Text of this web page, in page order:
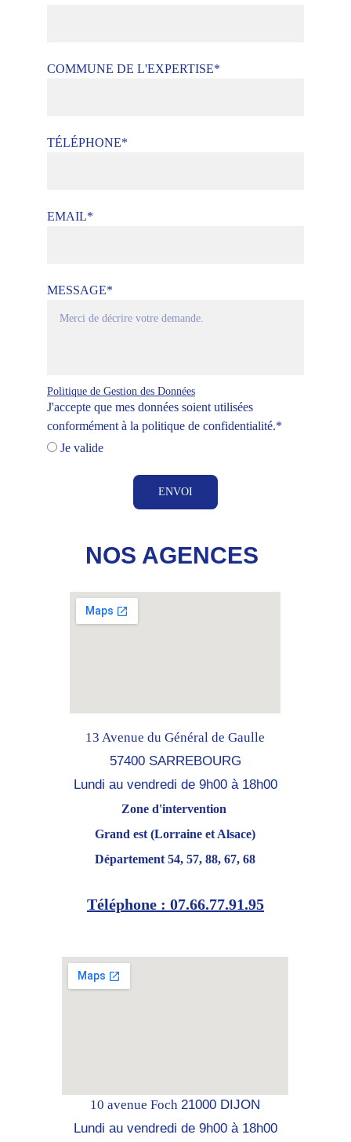
COMMUNE DE L'EXPERTISE*
TÉLÉPHONE*
EMAIL*
MESSAGE*
J'accepte que mes données soient utilisées
conformément à la politique de confidentialité.*
Je valide
ENVOI
Politique de Gestion des Données
NOS AGENCES
10 avenue Foch 21000 DIJON
Lundi au vendredi de 9h00 à 18h00
13 Avenue du Général de Gaulle
57400 SARREBOURG
Lundi au vendredi de 9h00 à 18h00
Zone d'intervention
Grand est (Lorraine et Alsace)
Département 54, 57, 88, 67, 68
Téléphone : 07.66.77.91.95